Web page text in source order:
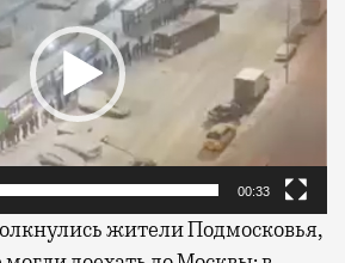
00:33
жители Подмосковья,